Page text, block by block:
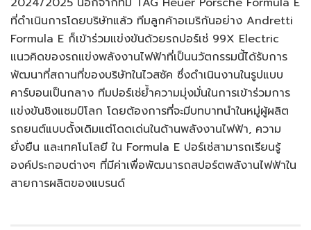
ที่ดำเนินการโดยบริษัทแล้ว ทีมลูกค้าอเมริกันอย่าง Andretti
Formula E ก็เข้าร่วมแข่งขันด้วยรถปอร์เช่ 99X Electric
แนวคิดของรถแข่งพลังงานไฟฟ้าที่เป็นนวัตกรรมนี้ได้รับการ
พัฒนาที่สถานที่ของบริษัทในไวสซัค ซึ่งดำเนินงานในรูปแบบ
คาร์บอนเป็นกลาง ทีมปอร์เช่ย้ำความมุ่งมั่นในการเข้าร่วมการ
แข่งขันชิงแชมป์โลก โดยต้องการที่จะมีบทบาทนำในหมู่ผู้ผลิต
รถยนต์แบบดั้งเดิมแต่โดดเด่นในด้านพลังงานไฟฟ้า, ความ
ยั่งยืน และเทคโนโลยี ใน Formula E ปอร์เช่สามารถเรียนรู้
องค์ประกอบต่างๆ ที่มีค่าเพื่อพัฒนารถสปอร์ตพลังานไฟฟ้าใน
สายการผลิตของแบรนด์